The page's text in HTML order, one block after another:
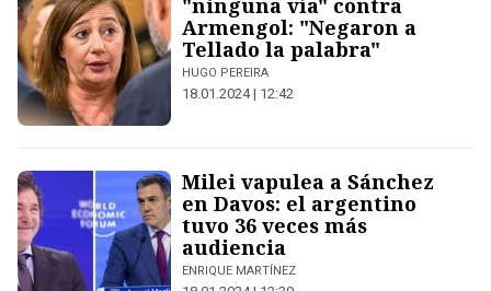
"ninguna vía" contra
Armengol: "Negaron a
Tellado la palabra"
HUGO PEREIRA
18.01.2024 | 12:42
Milei vapulea a Sánchez
en Davos: el argentino
tuvo 36 veces más
audiencia
ENRIQUE MARTÍNEZ